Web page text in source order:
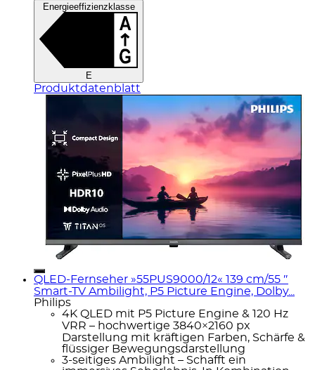
Energieeffizienzklasse
E
Produktdatenblatt
QLED-Fernseher »55PUS9000/12« 139 cm/55 ″
Smart-TV Ambilight, P5 Picture Engine, Dolby...
Philips
4K QLED mit P5 Picture Engine & 120 Hz
VRR – hochwertige 3840×2160 px
Darstellung mit kräftigen Farben, Schärfe &
flüssiger Bewegungsdarstellung
3-seitiges Ambilight – Schafft ein